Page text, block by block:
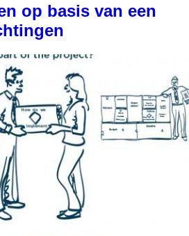
op basis van een